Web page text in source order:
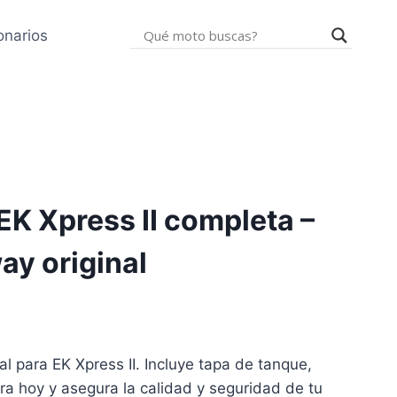
Xpress II completa –
original
para EK Xpress II. Incluye tapa de tanque,
hoy y asegura la calidad y seguridad de tu